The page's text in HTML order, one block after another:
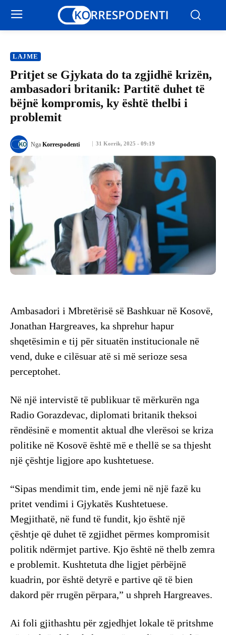
LAJME
Pritjet se Gjykata do ta zgjidhë krizën,
ambasadori britanik: Partitë duhet të
bëjnë kompromis, ky është thelbi i
problemit
31 Korrik, 2025 - 09:19
Nga Korrespodenti
Ambasadori i Mbretërisë së Bashkuar në Kosovë,
Jonathan Hargreaves, ka shprehur hapur
shqetësimin e tij për situatën institucionale në
vend, duke e cilësuar atë si më serioze sesa
perceptohet.
Në një intervistë të publikuar të mërkurën nga
Radio Gorazdevac, diplomati britanik theksoi
rëndësinë e momentit aktual dhe vlerësoi se kriza
politike në Kosovë është më e thellë se sa thjesht
një çështje ligjore apo kushtetuese.
“Sipas mendimit tim, ende jemi në një fazë ku
pritet vendimi i Gjykatës Kushtetuese.
Megjithatë, në fund të fundit, kjo është një
çështje që duhet të zgjidhet përmes kompromisit
politik ndërmjet partive. Kjo është në thelb zemra
e problemit. Kushtetuta dhe ligjet përbëjnë
kuadrin, por është detyrë e partive që të bien
dakord për rrugën përpara,” u shpreh Hargreaves.
Ai foli gjithashtu për zgjedhjet lokale të pritshme